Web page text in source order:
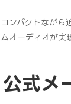
コンパクトながら
ムオーディオが
公式メ